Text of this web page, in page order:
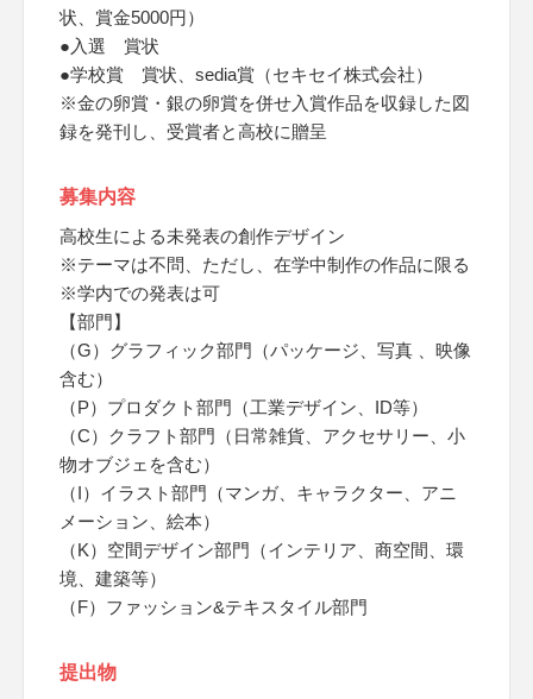
状、賞金5000円）
●入選 賞状
●学校賞 賞状、sedia賞（セキセイ株式会社）
※金の卵賞・銀の卵賞を併せ入賞作品を収録した図
録を発刊し、受賞者と高校に贈呈
募集内容
高校生による未発表の創作デザイン
※テーマは不問、ただし、在学中制作の作品に限る
※学内での発表は可
【部門】
（G）グラフィック部門（パッケージ、写真 、映像
含む）
（P）プロダクト部門（工業デザイン、ID等）
（C）クラフト部門（日常雑貨、アクセサリー、小
物オブジェを含む）
（I）イラスト部門（マンガ、キャラクター、アニ
メーション、絵本）
（K）空間デザイン部門（インテリア、商空間、環
境、建築等）
（F）ファッション&テキスタイル部門
提出物